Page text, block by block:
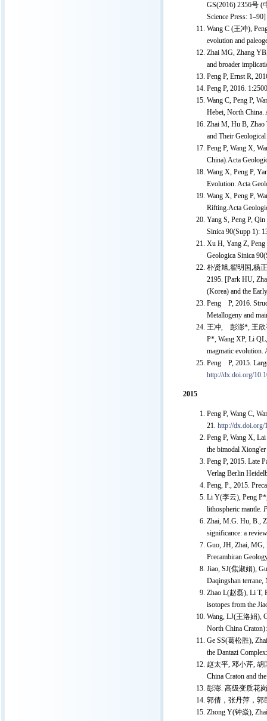
GS(2016) 2356号 (
Science Press: 1–90]
Wang C (王冲),
evolution and
Zhai MG, Zhang
and broader
Peng P, Ernst R,
Peng P, 2016.
Wang C, Peng P,
Hebei, North China.
Zhai M, Hu B, Zhao
and Their
Peng P, Wang X,
China).Acta
Wang X, Peng P,
Evolution. Acta
Wang X, Peng P,
Rifting.Acta
Yang S, Peng P,
Sinica 90(Supp 1):
Xu H, Yang Z, Peng
Geologica Sinica
朴贤旭,翟明国,杨
2195. [Park HU,
(Korea) and the
Peng P, 2016.
Metallogeny and
王冲, 彭澎*, 王欣
P*, Wang XP, Li
magmatic
Peng P, 2015.
http://dx.doi.org/
2015
Peng P, Wang C,
21. http://dx.doi.org/
Peng P, Wang X,
the bimodal
Peng P, 2015. Late
Verlag Berlin
Peng, P., 2015.
Li Y(李云), Peng
lithospheric mantle.
Zhai, M.G. Hu, B.,
significance: a
Guo, JH, Zhai, MG,
Precambiran
Jiao, SJ(焦淑娟),
Daqingshan terrane,
Zhao L(赵磊), Li T,
isotopes from the
Wang, LJ(王洛娟),
North China
Ge SS(葛松胜),
the Dantazi
赵太平, 邓小芹, 胡
China Craton and
彭澎. 高级变质花
郭倩，张丹萍，郭
Zhong Y(钟焱),